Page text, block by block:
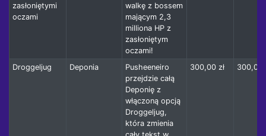
zasłoniętymi
oczami
walkę z bossem
mającym 2,3
milliona HP z
zasłoniętym
oczami!
Droggeljug Deponia
Pusheeneiro
przejdzie całą
Deponię z
włączoną opcją
Droggeljug,
która zmienia
300,00 zł 300,00